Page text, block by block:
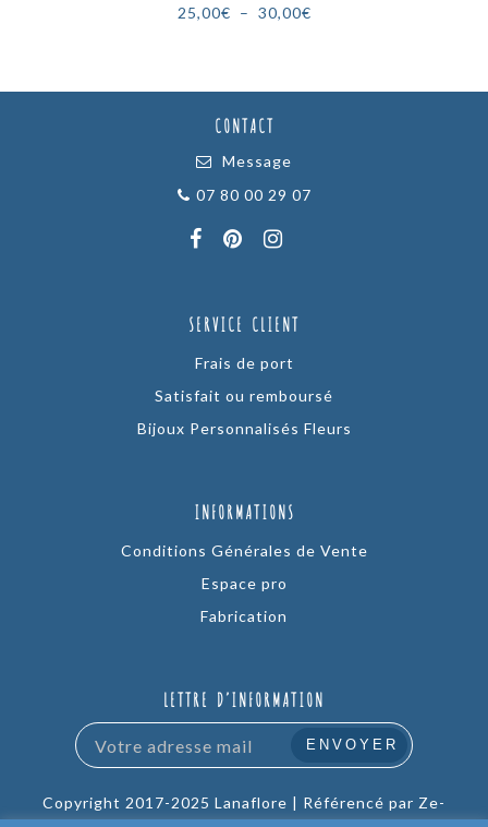
25,00€ – 30,00€Plage
25,00€
CONTACT
Message
07 80 00 29 07
SERVICE CLIENT
Frais de port
Satisfait ou remboursé
Bijoux Personnalisés Fleurs
INFORMATIONS
Conditions Générales de Vente
Espace pro
Fabrication
LETTRE D’INFORMATION
Copyright 2017-2025 Lanaflore | Référencé par Ze-